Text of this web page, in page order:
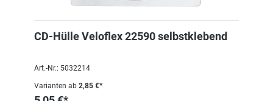
CD-Hülle Veloflex 22590 selbstklebend
Art.-Nr.: 5032214
Varianten ab 2,85 €*